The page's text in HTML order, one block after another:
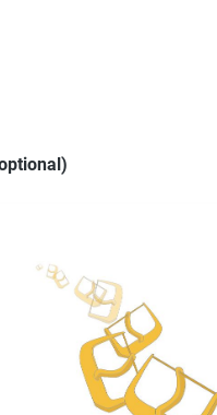
überspringen